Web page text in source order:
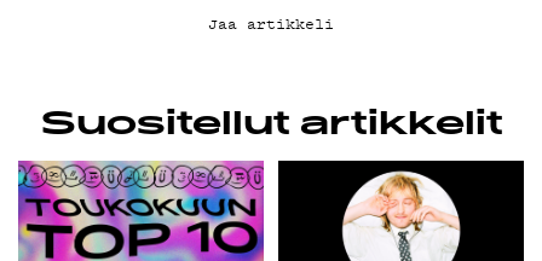
Jaa artikkeli
Suositellut artikkelit